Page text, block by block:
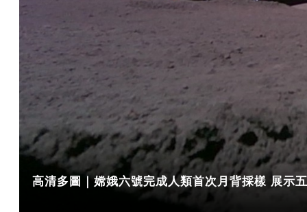
高清多圖｜嫦娥六號完成人類首次月背採樣 展示